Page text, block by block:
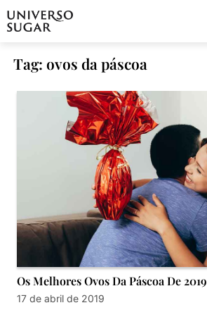
Tag: ovos da páscoa
Os Melhores Ovos Da Páscoa De 2019
17 de abril de 2019